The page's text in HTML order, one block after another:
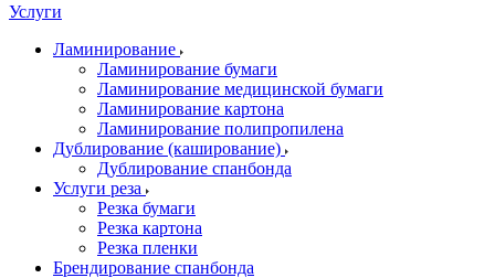
Услуги
Ламинирование
Ламинирование бумаги
Ламинирование медицинской бумаги
Ламинирование картона
Ламинирование полипропилена
Дублирование (каширование)
Дублирование спанбонда
Услуги реза
Резка бумаги
Резка картона
Резка пленки
Брендирование спанбонда